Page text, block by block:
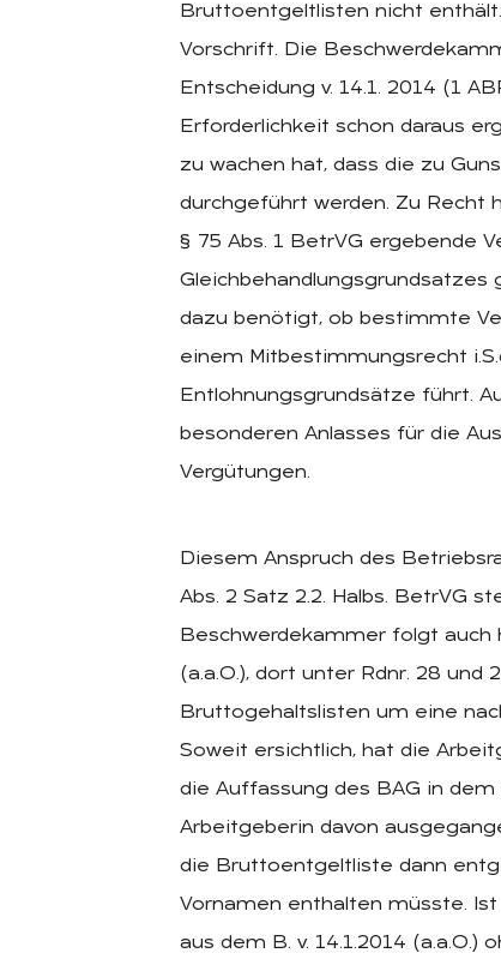
Bruttoentgeltlisten nicht
Vorschrift. Die
Entscheidung v. 14.1. 2014 (1
Erforderlichkeit schon daraus
zu wachen hat, dass die zu
durchgeführt werden. Zu Recht
§ 75 Abs. 1 BetrVG ergebende
dazu benötigt, ob bestimmte
einem Mitbestimmungsrecht
Entlohnungsgrundsätze führt.
besonderen Anlasses für die
Vergütungen.
Diesem Anspruch des
Abs. 2 Satz 2.2. Halbs. BetrVG
Beschwerdekammer folgt auch
(a.a.O.), dort unter Rdnr. 28
Bruttogehaltslisten um eine
Soweit ersichtlich, hat die
die Auffassung des BAG in
Arbeitgeberin davon
die Bruttoentgeltliste dann
Vornamen enthalten müsste.
aus dem B. v. 14.1.2014 (a.a.O.)